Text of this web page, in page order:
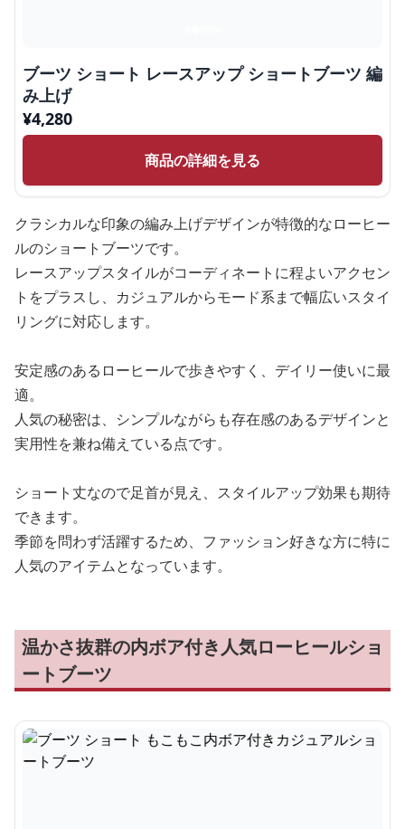
ブーツ ショート レースアップ ショートブーツ 編
み上げ
¥4,280
商品の詳細を見る
クラシカルな印象の編み上げデザインが特徴的なローヒー
ルのショートブーツです。
レースアップスタイルがコーディネートに程よいアクセン
トをプラスし、カジュアルからモード系まで幅広いスタイ
リングに対応します。
安定感のあるローヒールで歩きやすく、デイリー使いに最
適。
人気の秘密は、シンプルながらも存在感のあるデザインと
実用性を兼ね備えている点です。
ショート丈なので足首が見え、スタイルアップ効果も期待
できます。
季節を問わず活躍するため、ファッション好きな方に特に
人気のアイテムとなっています。
温かさ抜群の内ボア付き人気ローヒールショ
ートブーツ